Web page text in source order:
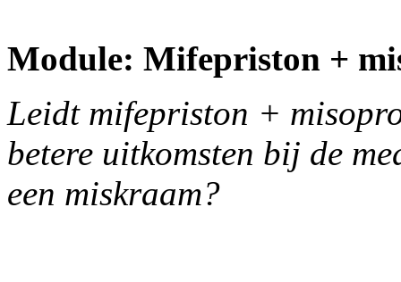
Module: Mifepriston +
Leidt mifepriston +
betere uitkomsten bij de
een miskraam?